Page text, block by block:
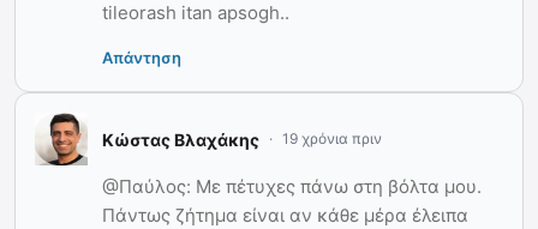
tileorash itan apsogh..
Απάντηση
Κώστας Βλαχάκης 19 χρόνια πριν
@Παύλος: Με πέτυχες πάνω στη βόλτα μου.
Πάντως ζήτημα είναι αν κάθε μέρα έλειπα